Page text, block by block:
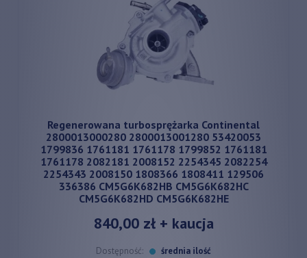
Regenerowana turbosprężarka Continental
2800013000280 2800013001280 53420053
1799836 1761181 1761178 1799852 1761181
1761178 2082181 2008152 2254345 2082254
2254343 2008150 1808366 1808411 129506
336386 CM5G6K682HB CM5G6K682HC
CM5G6K682HD CM5G6K682HE
840,00 zł+ kaucja
Dostępność: średnia ilość